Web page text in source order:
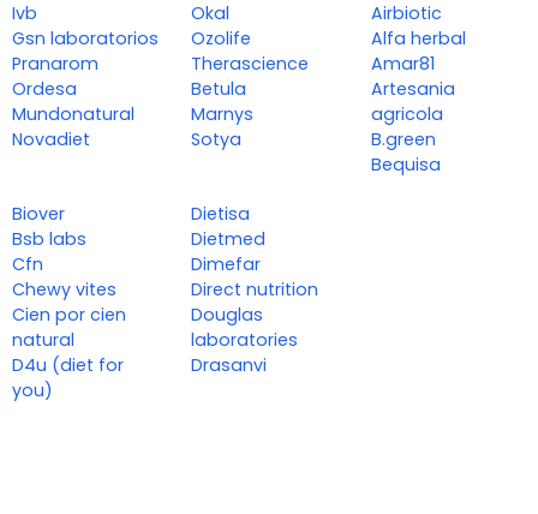
Ivb
Gsn laboratorios
Pranarom
Ordesa
Mundonatural
Novadiet
Okal
Ozolife
Therascience
Betula
Marnys
Sotya
Airbiotic
Alfa herbal
Amar81
Artesania
agricola
B.green
Bequisa
Biover
Bsb labs
Cfn
Chewy vites
Cien por cien
natural
D4u (diet for
you)
Dietisa
Dietmed
Dimefar
Direct nutrition
Douglas
laboratories
Drasanvi